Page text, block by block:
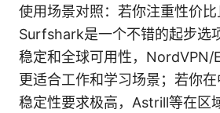
使用场景对照：若你注重性价比
Surfshark是一个不错的起步选
稳定和全球可用性，NordVPN/
更适合工作和学习场景；若你
稳定性要求极高，Astrill等在区